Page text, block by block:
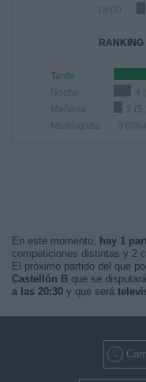
18:00
Tarde
Noche
Mañana
2
Madrugada
0 (0%)
En este momento, hay 1
competiciones distintas y 2
El próximo partido del que
Castellón B que se
a las 20:30 y que será